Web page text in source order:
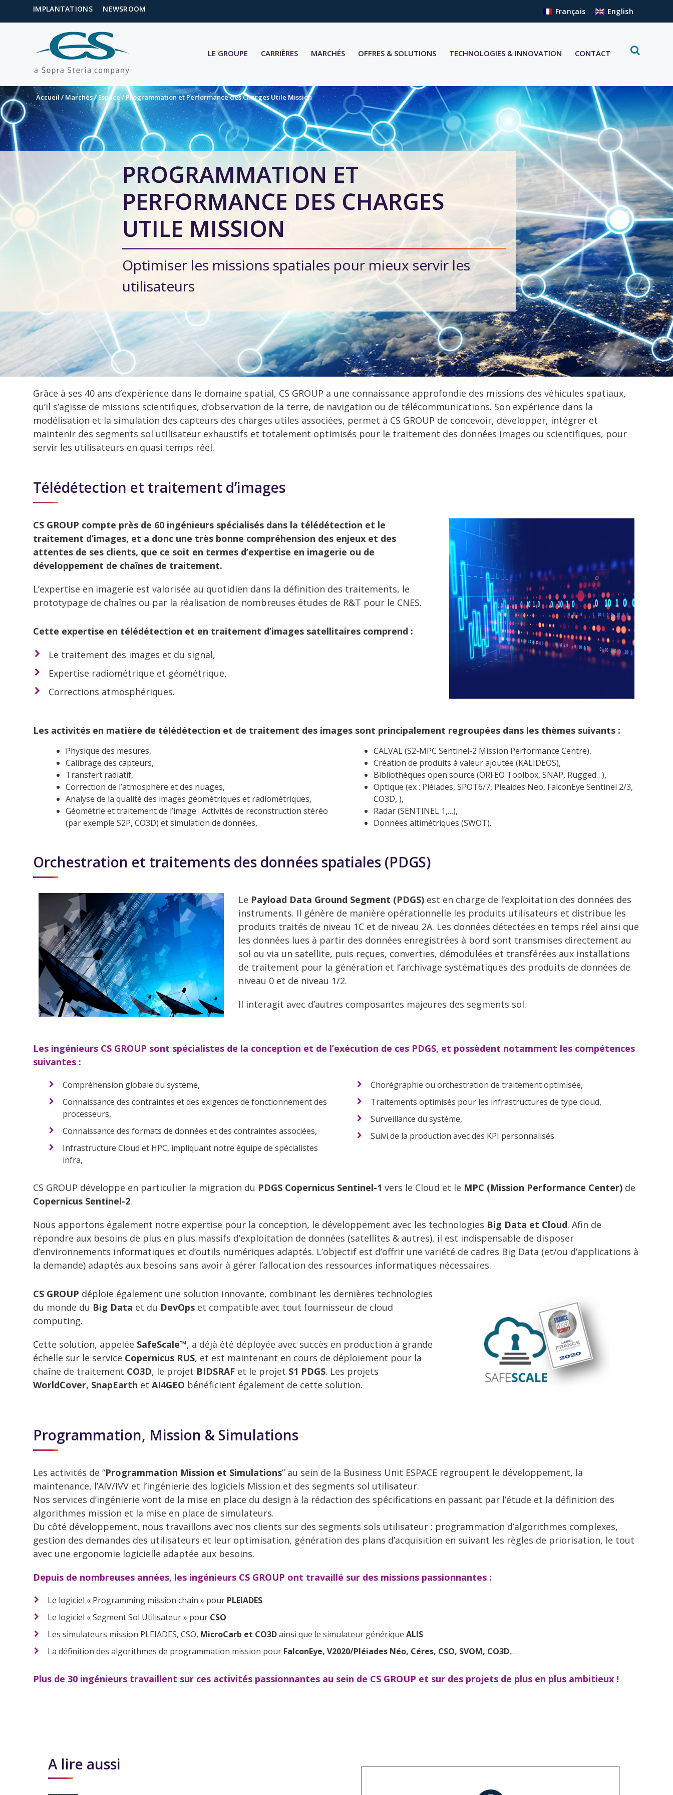
IMPLANTATIONS NEWSROOM Français English
LE GROUPE CARRIÈRES MARCHÉS OFFRES & SOLUTIONS TECHNOLOGIES & INNOVATION CONTACT
Accueil/ Marchés/Espace/Programmation et Performance des Charges Utile Mission
PROGRAMMATION ET
PERFORMANCE DES CHARGES
UTILE MISSION
Optimiser les missions spatiales pour mieux servir les
utilisateurs
Grâce à ses 40 ans d’expérience dans le domaine spatial, CS GROUP a une connaissance approfondie des missions des véhicules spatiaux,
qu’il s’agisse de missions scientifiques, d’observation de la terre, de navigation ou de télécommunications. Son expérience dans la
modélisation et la simulation des capteurs des charges utiles associées, permet à CS GROUP de concevoir, développer, intégrer et
maintenir des segments sol utilisateur exhaustifs et totalement optimisés pour le traitement des données images ou scientifiques, pour
servir les utilisateurs en quasi temps réel.
Télédétection et traitement d’images
CS GROUP compte près de 60 ingénieurs spécialisés dans la télédétection et le
traitement d’images, et a donc une très bonne compréhension des enjeux et des
attentes de ses clients, que ce soit en termes d’expertise en imagerie ou de
développement de chaînes de traitement.
L’expertise en imagerie est valorisée au quotidien dans la définition des traitements, le
prototypage de chaînes ou par la réalisation de nombreuses études de R&T pour le CNES.
Cette expertise en télédétection et en traitement d’images satellitaires comprend :
Le traitement des images et du signal,
Expertise radiométrique et géométrique,
Corrections atmosphériques.
Les activités en matière de télédétection et de traitement des images sont principalement regroupées dans les thèmes suivants :
Physique des mesures,
Calibrage des capteurs,
Transfert radiatif,
Correction de l’atmosphère et des nuages,
Analyse de la qualité des images géométriques et radiométriques,
Géométrie et traitement de l’image : Activités de reconstruction stéréo
(par exemple S2P, CO3D) et simulation de données,
CALVAL (S2-MPC Sentinel-2 Mission Performance Centre),
Création de produits à valeur ajoutée (KALIDEOS),
Bibliothèques open source (ORFEO Toolbox, SNAP, Rugged…),
Optique (ex : Pléiades, SPOT6/7, Pleaides Neo, FalconEye Sentinel 2/3,
CO3D, ),
Radar (SENTINEL 1,…),
Données altimétriques (SWOT).
Orchestration et traitements des données spatiales (PDGS)
Le Payload Data Ground Segment (PDGS)est en charge de l’exploitation des données des
instruments. Il génère de manière opérationnelle les produits utilisateurs et distribue les
produits traités de niveau 1C et de niveau 2A. Les données détectées en temps réel ainsi que
les données lues à partir des données enregistrées à bord sont transmises directement au
sol ou via un satellite, puis reçues, converties, démodulées et transférées aux installations
de traitement pour la génération et l’archivage systématiques des produits de données de
niveau 0 et de niveau 1/2.
Il interagit avec d’autres composantes majeures des segments sol.
Les ingénieurs CS GROUP sont spécialistes de la conception et de l’exécution de ces PDGS, et possèdent notamment les compétences
suivantes :
Compréhension globale du système,
Connaissance des contraintes et des exigences de fonctionnement des
processeurs,
Connaissance des formats de données et des contraintes associées,
Infrastructure Cloud et HPC, impliquant notre équipe de spécialistes
infra,
Chorégraphie ou orchestration de traitement optimisée,
Traitements optimisés pour les infrastructures de type cloud,
Surveillance du système,
Suivi de la production avec des KPI personnalisés.
CS GROUP développe en particulier la migration du PDGS Copernicus Sentinel-1 vers le Cloud et le MPC (Mission Performance Center) de
Copernicus Sentinel-2.
Nous apportons également notre expertise pour la conception, le développement avec les technologies Big Data et Cloud. Afin de
répondre aux besoins de plus en plus massifs d’exploitation de données (satellites & autres), il est indispensable de disposer
d’environnements informatiques et d’outils numériques adaptés. L’objectif est d’offrir une variété de cadres Big Data (et/ou d’applications à
la demande) adaptés aux besoins sans avoir à gérer l’allocation des ressources informatiques nécessaires.
CS GROUP déploie également une solution innovante, combinant les dernières technologies
du monde du Big Data et du DevOps et compatible avec tout fournisseur de cloud
computing.
Cette solution, appelée SafeScale™, a déjà été déployée avec succès en production à grande
échelle sur le service Copernicus RUS, et est maintenant en cours de déploiement pour la
chaîne de traitement CO3D, le projet BIDSRAF et le projet S1 PDGS. Les projets
WorldCover, SnapEarth et AI4GEO bénéficient également de cette solution.
Programmation, Mission & Simulations
Les activités de “Programmation Mission et Simulations” au sein de la Business Unit ESPACE regroupent le développement, la
maintenance, l’AIV/IVV et l’ingénierie des logiciels Mission et des segments sol utilisateur.
Nos services d’ingénierie vont de la mise en place du design à la rédaction des spécifications en passant par l’étude et la définition des
algorithmes mission et la mise en place de simulateurs.
Du côté développement, nous travaillons avec nos clients sur des segments sols utilisateur : programmation d’algorithmes complexes,
gestion des demandes des utilisateurs et leur optimisation, génération des plans d’acquisition en suivant les règles de priorisation, le tout
avec une ergonomie logicielle adaptée aux besoins.
Depuis de nombreuses années, les ingénieurs CS GROUP ont travaillé sur des missions passionnantes :
Le logiciel « Programming mission chain » pour PLEIADES
Le logiciel « Segment Sol Utilisateur » pour CSO
Les simulateurs mission PLEIADES, CSO, MicroCarb et CO3Dainsi que le simulateur générique ALIS
La définition des algorithmes de programmation mission pour FalconEye, V2020/Pléiades Néo, Céres, CSO, SVOM, CO3D,…
Plus de 30 ingénieurs travaillent sur ces activités passionnantes au sein de CS GROUP et sur des projets de plus en plus ambitieux !
A lire aussi